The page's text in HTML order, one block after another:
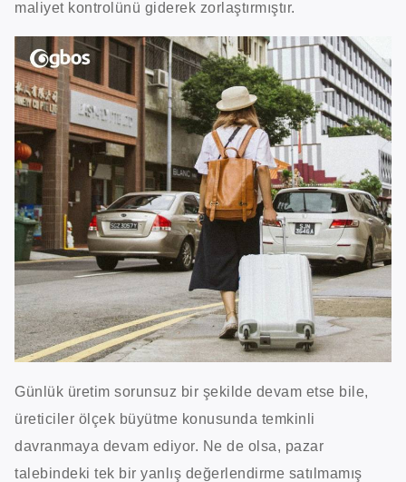
maliyet kontrolünü giderek zorlaştırmıştır.
Günlük üretim sorunsuz bir şekilde devam etse bile,
üreticiler ölçek büyütme konusunda temkinli
davranmaya devam ediyor. Ne de olsa, pazar
talebindeki tek bir yanlış değerlendirme satılmamış